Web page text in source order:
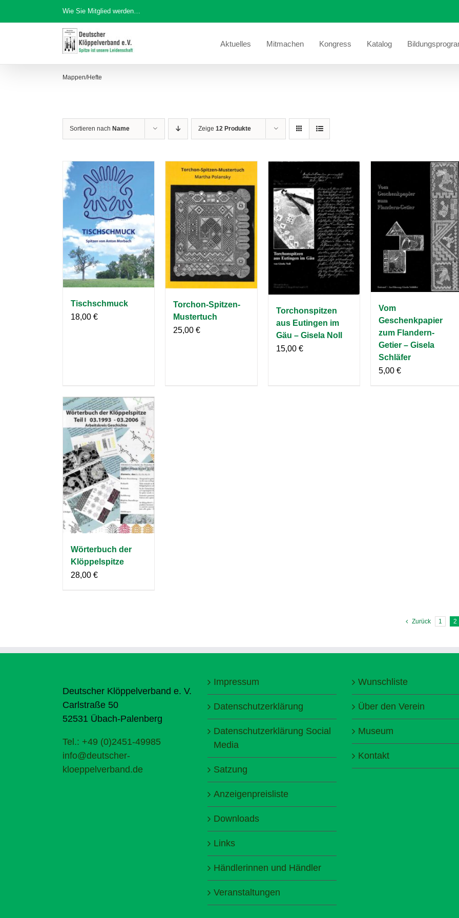
Inhalt
Wie Sie Mitglied werden…
Aktuelles Mitmachen Kongress Katalog
Mappen/Hefte
Sortieren nach Name Zeige 12 Produkte
Tischschmuck
18,00 €
Torchon-Spitzen-
Mustertuch
25,00€
Torchonspitzen
aus Eutingen im
Gäu – Gisela Noll
15,00 €
Vom
Geschenkpapier
zum Flandern-
Getier – Gisela
Schläfer
5,00 €
Wörterbuch der
Klöppelspitze
28,00 €
Zurück 1 2
Deutscher Klöppelverband e. V.
Carlstraße 50
52531 Übach-Palenberg
Tel.: +49 (0)2451-49985
info@deutscher-
kloeppelverband.de
Impressum
Datenschutzerklärung
Datenschutzerklärung Social
Media
Satzung
Anzeigenpreisliste
Downloads
Links
Händlerinnen und Händler
Veranstaltungen
Wunschliste
Über den Verein
Museum
Kontakt